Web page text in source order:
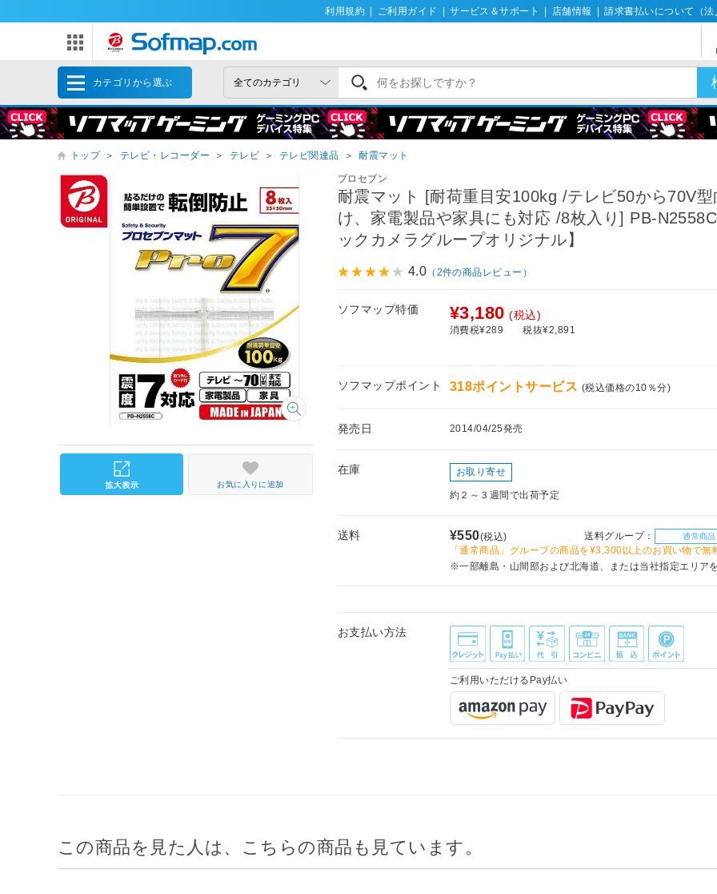
利用規約 ご利用ガイド サービス＆サポート 店舗情報 請求書払いについて（法
カテゴリから選ぶ
トップ ＞ テレビ・レコーダー ＞ テレビ ＞ テレビ関連品 ＞ 耐震マット
プロセブン
耐震マット [耐荷重目安100kg /テレビ50から70V型
け、家電製品や家具にも対応 /8枚入り] PB-
ックカメラグループオリジナル】
4.0 （2件の商品レビュー）
ソフマップ特価 ¥3,180 (税込)
消費税¥289 税抜¥2,891
ソフマップポイント 318ポイントサービス (税込価格の10％分)
発売日 2014/04/25発売
在庫 お取り寄せ
約２～３週間で出荷予定
送料 ¥550(税込) 送料グループ： 通常商品
「通常商品」グループの商品を¥3,300以上のお買い物で無
※一部離島・山間部および北海道、または当社指定エリア
お支払い方法
ご利用いただけるPay払い
お気に入りに追加
この商品を見た人は、こちらの商品も見ています。